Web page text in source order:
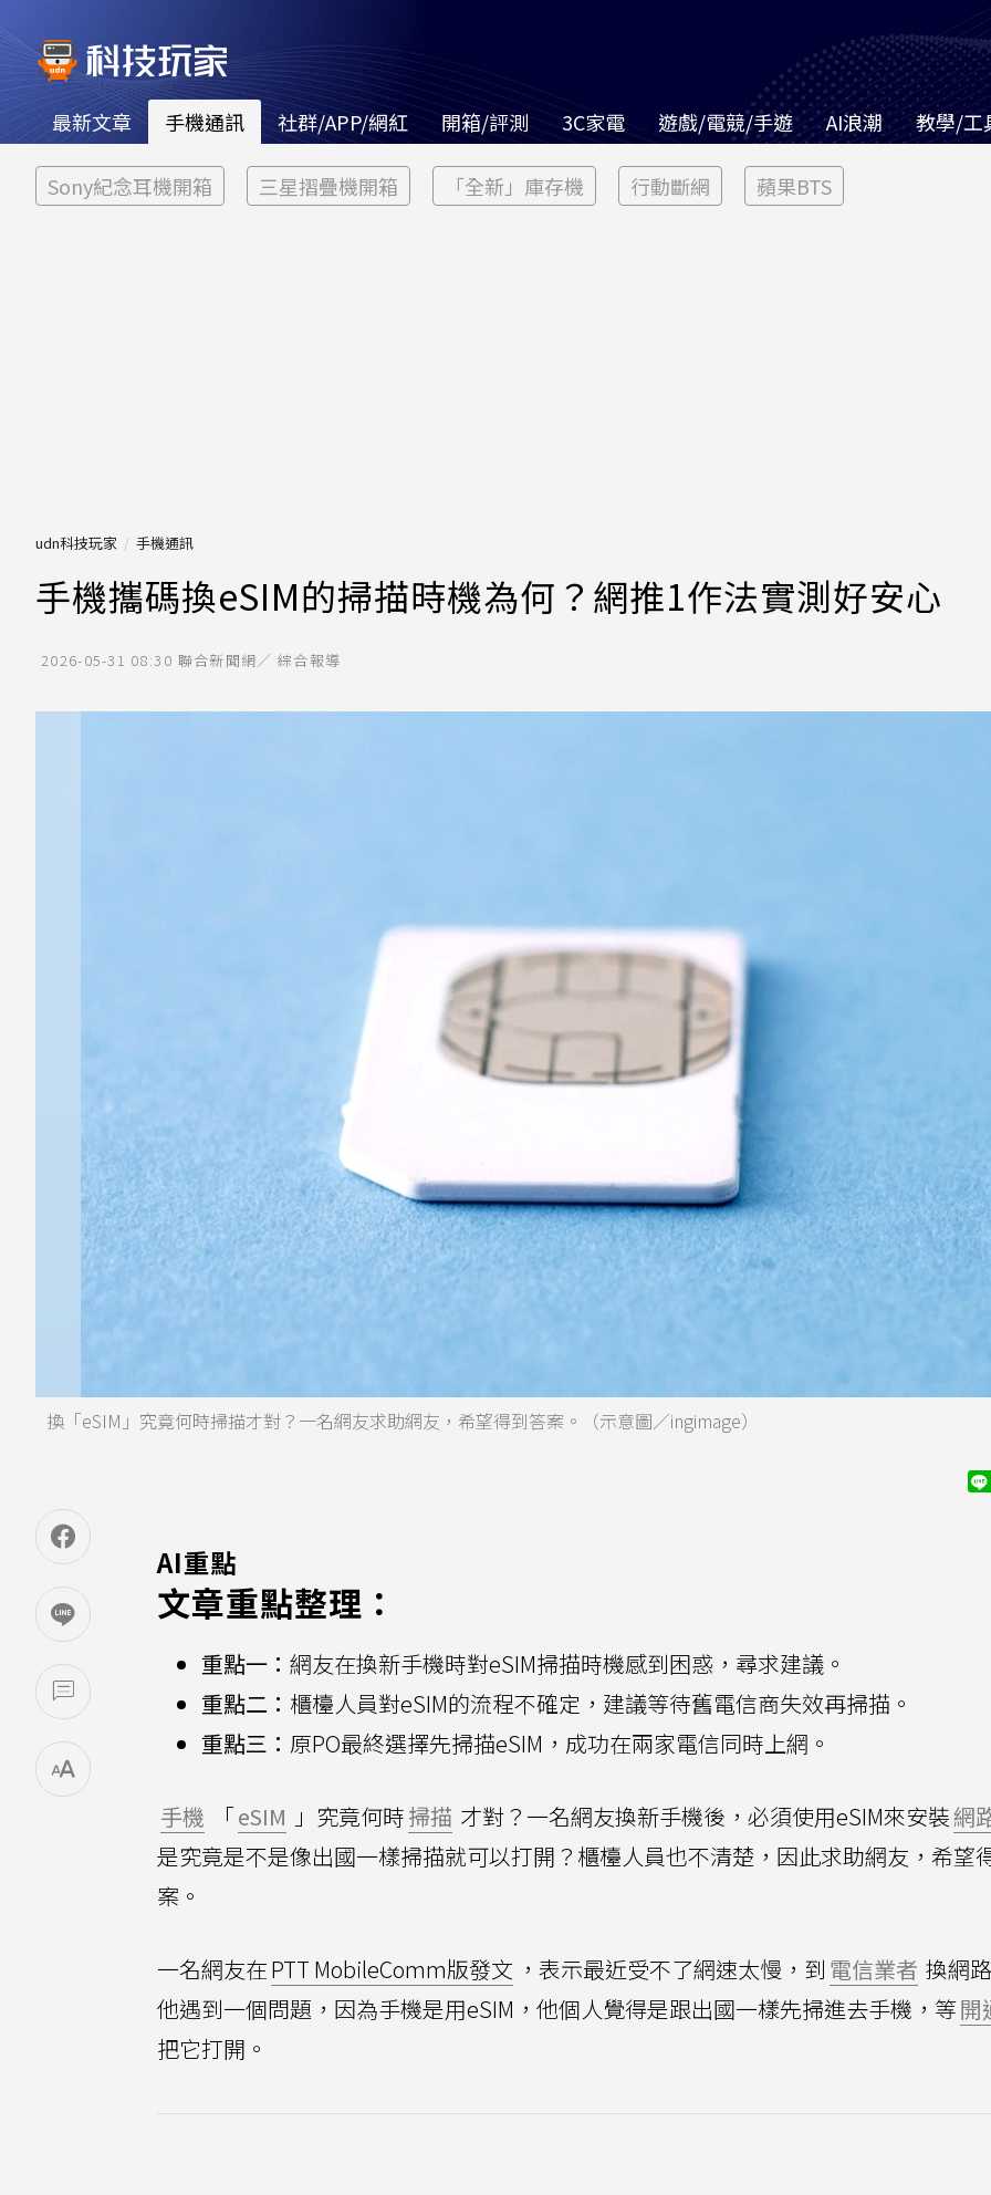
最新文章 手機通訊 社群/APP/網紅 開箱/評測 3C家電 遊戲/電競/手遊 AI浪潮 教學/工
Sony紀念耳機開箱 三星摺疊機開箱 「全新」庫存機 行動斷網 蘋果BTS
udn科技玩家 手機通訊
手機攜碼換eSIM的掃描時機為何？網推1作法實測好安心
2026-05-31 08:30 聯合新聞網／ 綜合報導
換「eSIM」究竟何時掃描才對？一名網友求助網友，希望得到答案。（示意圖／ingimage）
AI重點
文章重點整理：
重點一： 網友在換新手機時對eSIM掃描時機感到困惑，尋求建議。
重點二： 櫃檯人員對eSIM的流程不確定，建議等待舊電信商失效再掃描。
重點三： 原PO最終選擇先掃描eSIM，成功在兩家電信同時上網。
手機 「eSIM 」究竟何時掃描 才對？一名網友換新手機後，必須使用eSIM來安裝網
是究竟是不是像出國一樣掃描就可以打開？櫃檯人員也不清楚，因此求助網友，希望
案。
一名網友在PTT MobileComm版發文 ，表示最近受不了網速太慢，到 電信業者 換網
他遇到一個問題，因為手機是用eSIM，他個人覺得是跟出國一樣先掃進去手機，等開
把它打開。